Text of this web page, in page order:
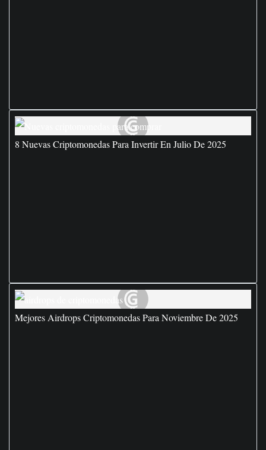
8 Nuevas Criptomonedas Para Invertir En Julio De 2025
Mejores Airdrops Criptomonedas Para Noviembre De 2025